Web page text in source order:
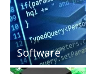
Software